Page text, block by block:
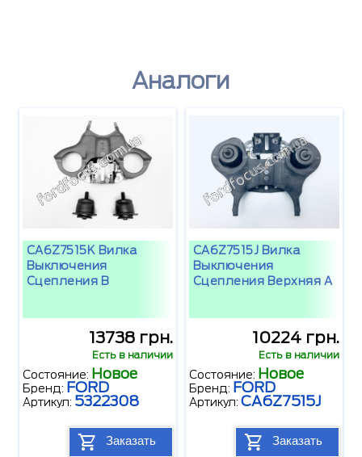
Аналоги
CA6Z7515K Вилка
Выключения
Сцепления В
13738 грн.
Есть в наличии
Состояние: Новое
Бренд: FORD
Артикул: 5322308
Заказать
CA6Z7515J Вилка
Выключения
Сцепления Верхняя A
10224 грн.
Есть в наличии
Состояние: Новое
Бренд: FORD
Артикул: CA6Z7515J
Заказать